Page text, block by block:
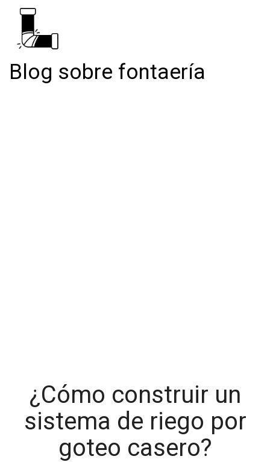
Blog sobre fontaería
¿Cómo construir un
sistema de riego por
goteo casero?